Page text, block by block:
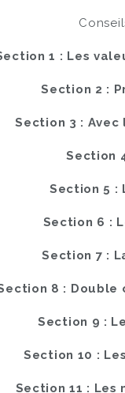
1 : Les
Section 2 :
Section 3 :
Section
Section 5 :
Section 6 :
Section 7 :
8 : Double
Section 9 :
Section 10 :
Section 11 : Les